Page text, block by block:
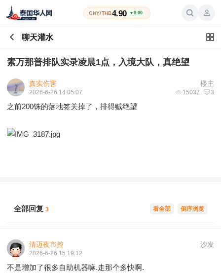
CNY/THB4.90 ▼0.00
聊天灌水
素万那普排队实录凌晨1点，入境大队，真绝望
楼主
真实伤害
15037 3
2026-6-26 14:05:07
之前200铢的落地签关掉了，排得贼绝望
倒序浏览
看全部
全部回复 3
沙发
清迈夜市控
2026-6-26 15:19:12
不是增加了很多自助机器嘛.走那个多快啊.